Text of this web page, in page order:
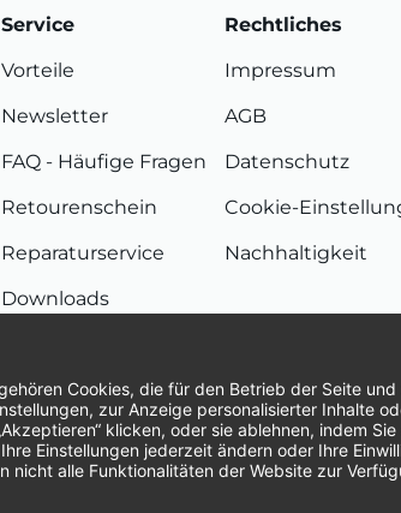
Service
Vorteile
Newsletter
FAQ - Häufige Fragen
Retourenschein
Reparaturservice
Downloads
Rechtliches
Impressum
AGB
Datenschutz
Cookie-
Nachhaltigkeit